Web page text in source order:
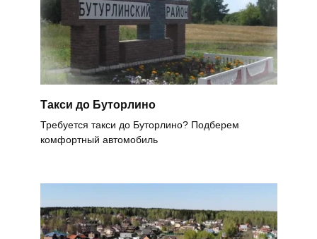
Такси до Буторлино
Требуется такси до Буторлино? Подберем
комфортный автомобиль